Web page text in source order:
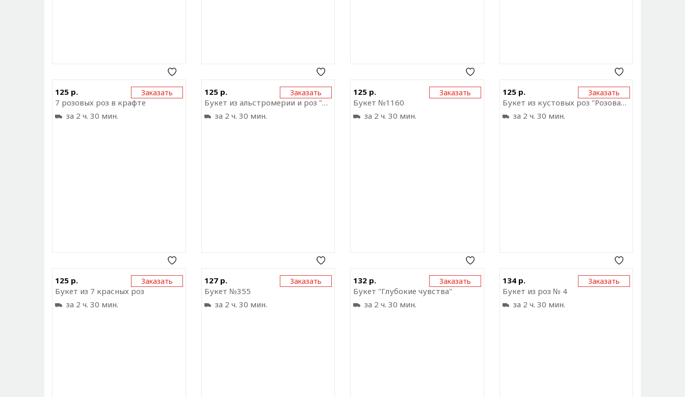
Заказать
125 р.
7 розовых роз в крафте
за 2 ч. 30 мин.
Отправить ссылку на
приложение
Заказать
125 р.
Букет из альстромерии и роз "Сокровенная мечта"
за 2 ч. 30 мин.
Отправить ссылку на
приложение
Заказать
125 р.
Букет №1160
за 2 ч. 30 мин.
Отправить ссылку на
приложение
Заказать
125 р.
Букет из кустовых роз "Розовая дымка"
за 2 ч. 30 мин.
Отправить ссылку на
приложение
Заказать
125 р.
Букет из 7 красных роз
за 2 ч. 30 мин.
Отправить ссылку на
приложение
Заказать
127 р.
Букет №355
за 2 ч. 30 мин.
Отправить ссылку на
приложение
Заказать
132 р.
Букет "Глубокие чувства"
за 2 ч. 30 мин.
Отправить ссылку на
приложение
Заказать
134 р.
Букет из роз № 4
за 2 ч. 30 мин.
Отправить ссылку на
приложение